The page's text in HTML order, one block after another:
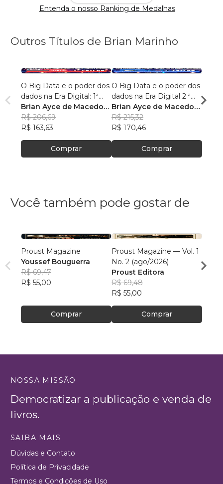
Entenda o nosso Ranking de Medalhas
Outros Títulos de Brian Marinho
O Big Data e o poder dos
dados na Era Digital: 1ª
Edição.
Brian Ayce de Macedo
Marinho
R$ 206,69
R$ 163,63
Comprar
O Big Data e o poder dos
dados na Era Digital 2 ª
Edição:
Brian Ayce de Macedo
Marinho
R$ 215,32
R$ 170,46
Comprar
Você também pode gostar de
Proust Magazine
Youssef Bouguerra
R$ 69,47
R$ 55,00
Comprar
Proust Magazine — Vol. 1
No. 2 (ago/2026)
Proust Editora
R$ 69,48
R$ 55,00
Comprar
NOSSA MISSÃO
Democratizar a publicação e venda de
livros.
SAIBA MAIS
Dúvidas e Contato
Política de Privacidade
Termos e Condições de Uso